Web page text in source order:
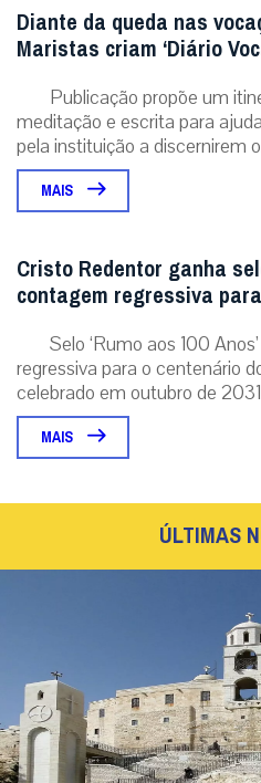
Diante da queda nas
Maristas criam ‘Diário
Publicação propõe um
meditação e escrita para
pela instituição a discernirem
MAIS
Cristo Redentor ganha
contagem regressiva
Selo ‘Rumo aos 100
regressiva para o centenário
celebrado em outubro de
MAIS
ÚLTIMAS